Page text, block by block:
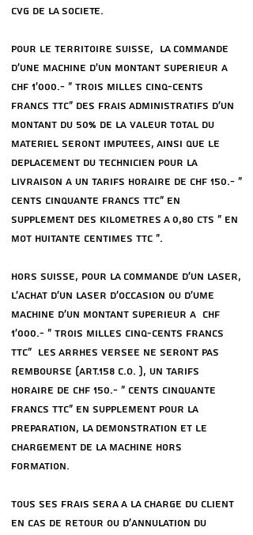
CVG DE LA SOCIeTe.
POUR LE TERRITOIRE SUISSE, LA COMMANDE
D’UNE MACHINE D’UN MONTANT SUPeRIEUR a
CHF 1'000.- « TROIS MILLES CINQ-CENTS
FRANCS TTC» DES FRAIS ADMINISTRATIFS D’UN
MONTANT Du 50% de la valeur total du
materiel SERONT IMPUTeES, AINSI QUE LE
DePLACEMENT DU TECHNICIEN POUR LA
LIVRAISON a UN TARIFS HORAIRE DE CHF 150.- «
CENTS CINQUANTE FRANCS TTC» EN
SUPPLeMENT DES KILOMETRES A 0,80 CTS « EN
MOT HUITANTE CENTIMES TTC ».
HORS SUISSE, POUR LA COMMANDE D'UN LASER,
L’ACHAT D’UN LASER D’OCCASION OU D'UME
MACHINE D'UN MONTANT SUPeRIEUR a CHF
1'000.- « TROIS MILLES CINQ-CENTS FRANCS
TTC» LES ARRHES VERSee NE SERONT PAS
REMBOURSe (ART.158 C.O. ), UN TARIFS
HORAIRE DE CHF 150.- « CENTS CINQUANTE
FRANCS TTC» EN SUPPLeMENT POUR LA
PRePARATION, LA DeMONSTRATION ET LE
CHARGEMENT DE LA MACHINE HORS
FORMATION.
TOUS SES FRAIS SERA a LA CHARGE DU CLIENT
EN CAS DE RETOUR OU D’ANNULATION DU